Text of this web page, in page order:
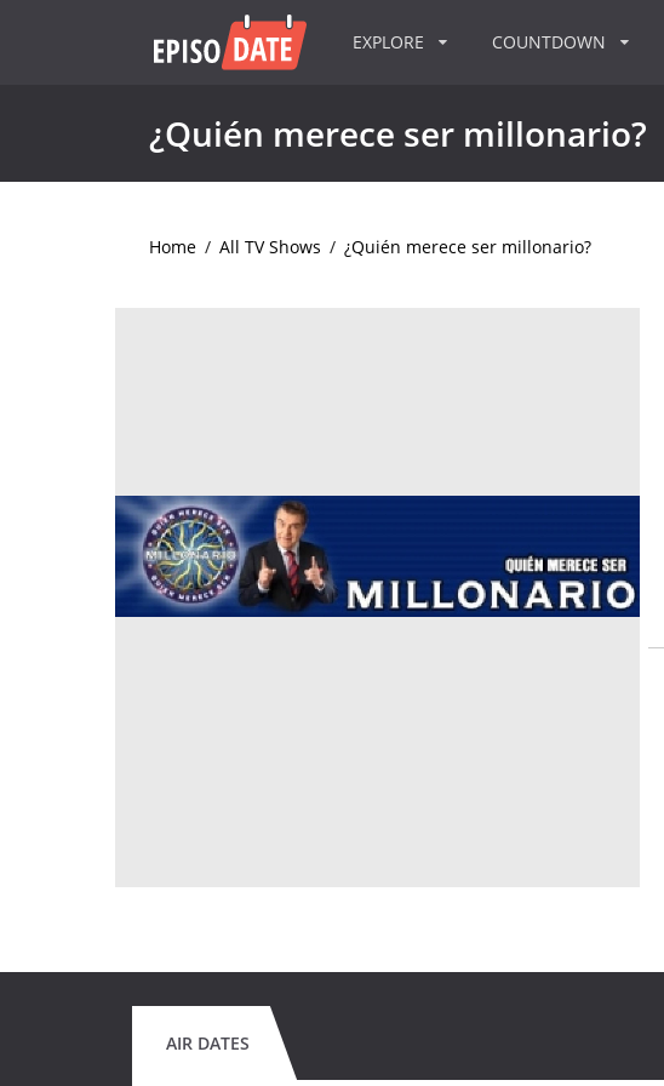
EXPLORE COUNTDOWN
¿Quién merece ser millonario?
Home / All TV Shows / ¿Quién merece ser millonario?
AIR DATES